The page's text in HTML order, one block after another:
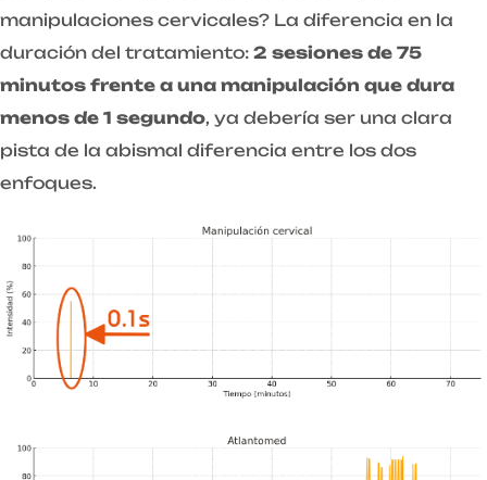
manipulaciones cervicales? La diferencia en la
duración del tratamiento: 2 sesiones de 75
minutos frente a una manipulación que dura
menos de 1 segundo, ya debería ser una clara
pista de la abismal diferencia entre los dos
enfoques.